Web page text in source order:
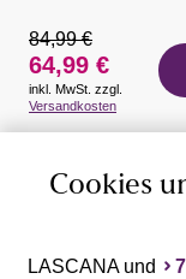
84,99 €
64,99 €
inkl. MwSt. zzgl.
Versandkosten
Cookies
LASCANA und